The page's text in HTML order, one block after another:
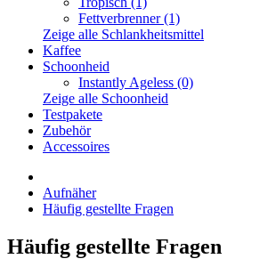
Fettverbrenner (1)
Zeige alle Schlankheitsmittel
Kaffee
Schoonheid
Instantly Ageless (0)
Zeige alle Schoonheid
Testpakete
Zubehör
Accessoires
Aufnäher
Häufig gestellte Fragen
Häufig gestellte Fragen